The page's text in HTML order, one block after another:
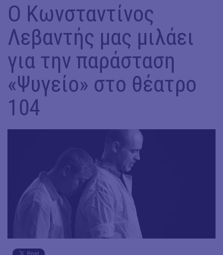
Ο Κωνσταντίνος
Λεβαντής μας μιλάει
για την παράσταση
«Ψυγείο» στο θέατρο
104